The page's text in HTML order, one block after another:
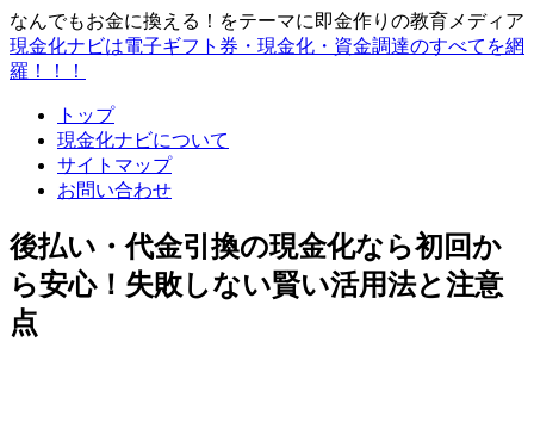
なんでもお金に換える！をテーマに即金作りの教育メディア
現金化ナビは電子ギフト券・現金化・資金調達のすべてを網
羅！！！
トップ
現金化ナビについて
サイトマップ
お問い合わせ
後払い・代金引換の現金化なら初回か
ら安心！失敗しない賢い活用法と注意
点